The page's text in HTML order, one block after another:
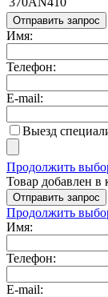
Отправить запрос
Имя:
Телефон:
E-mail:
Выезд
Продолжить
Товар добавлен в
Отправить запрос
Продолжить
Имя:
Телефон:
E-mail: